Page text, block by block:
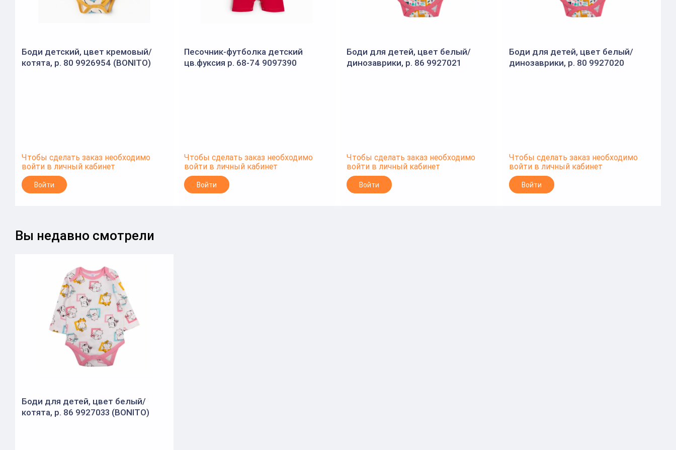
Боди детский, цвет кремовый/
котята, р. 80 9926954 (BONITO)
Чтобы сделать заказ необходимо
войти в личный кабинет
Войти
Песочник-футболка детский
цв.фуксия р. 68-74 9097390
Чтобы сделать заказ необходимо
войти в личный кабинет
Войти
Боди для детей, цвет белый/
динозаврики, р. 86 9927021
Чтобы сделать заказ необходимо
войти в личный кабинет
Войти
Боди для детей, цвет белый/
динозаврики, р. 80 9927020
Чтобы сделать заказ необходимо
войти в личный кабинет
Войти
Вы недавно смотрели
Боди для детей, цвет белый/
котята, р. 86 9927033 (BONITO)